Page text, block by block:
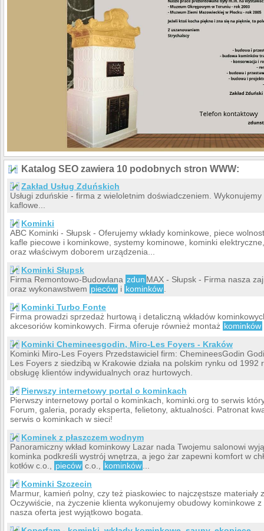
Katalog SEO zawiera 10 podobnych stron WWW:
Zakład Usług Zduńskich
Usługi zduńskie - firma z wieloletnim doświadczeniem.
kaflowe...
Kominki
ABC Kominki - Słupsk - Oferujemy wkłady kominkowe, piece
kafle piecowe i kominkowe, systemy kominowe, kominki
oraz właściwym doborem urządzenia...
Kominki Słupsk
Firma Remontowo-Budowlana zdun MAX - Słupsk - Firma nasza
oraz wykonawstwem pieców i kominków
Kominki Turbo Fonte
Firma prowadzi sprzedaż hurtową i detaliczną wkładów
akcesoriów kominkowych. Firma oferuje również montaż kominków
Kominki Chemineesgodin, Miro-Les Foyers - Kraków
Kominki Miro-Les Foyers Przedstawiciel firm: ChemineesGodin
Les Foyers z siedzibą w Krakowie działa na polskim rynku od 1992
obsługę klientów indywidualnych oraz hurtowych.
Pierwszy internetowy portal o kominkach
Pierwszy internetowy portal o kominkach, kominki.org to serwis
Forum, galeria, porady eksperta, felietony, aktualności. Patronat
serwis o kominkach w sieci!
Kominek z płaszczem wodnym
Panoramiczny wkład kominkowy Lazar nada Twojemu salonowi
kominka podkreśli wystrój wnętrza, a jego żar zapewni komfort w
kotłów c.o.,
pieców c.o., kominków
Kominki Szczecin
Marmur, kamień polny, czy też piaskowiec to najczęstsze
Oczywiście, na życzenie klienta wykonujemy obudowy kominkowe
nasza oferta jest wyjątkowo bogata.